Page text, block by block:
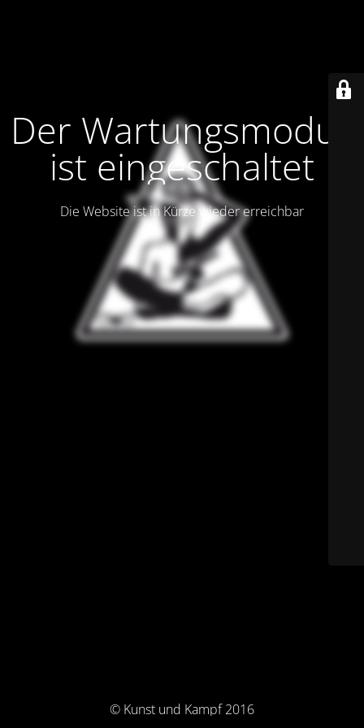
Der Wartungsmodus
ist eingeschaltet
Die Website ist in Kürze wieder erreichbar
© Kunst und Kampf 2016